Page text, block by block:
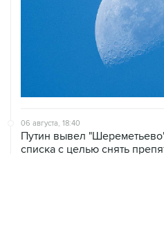
06 августа, 18:40
Путин вывел
списка с целью снять